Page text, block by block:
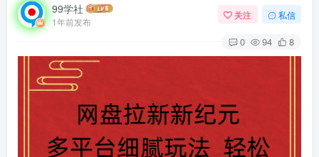
99学社
1年前发布
关注 私信
0 94 8